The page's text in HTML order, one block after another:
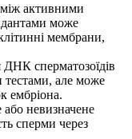
активними
може
мембрани,
сперматозоїдів
тестами, але може
ембріона.
або невизначене
сперми через